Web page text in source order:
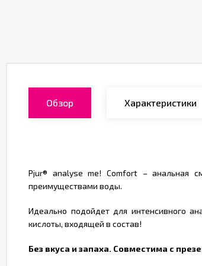
Обзор Характеристики
Pjur® analyse me! Comfort – анальная
преимуществами воды.
Идеально подойдет для интенсивного
кислоты, входящей в состав!
Без вкуса и запаха. Совместима с